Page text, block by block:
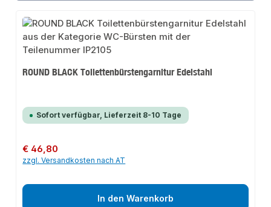
ROUND BLACK Toilettenbürstengarnitur Edelstahl
Sofort verfügbar, Lieferzeit 8-10 Tage
Regulärer Preis:
€ 46,80
zzgl. Versandkosten nach AT
In den Warenkorb